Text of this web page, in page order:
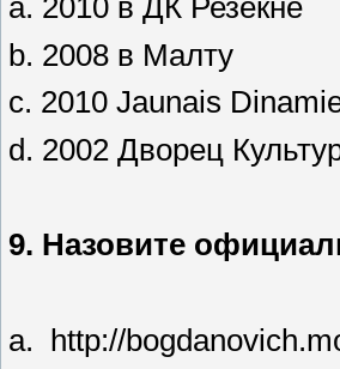
a. 2010 в ДК Резекне
b. 2008 в Малту
c. 2010 Jaunais
d. 2002 Дворец
9. Назовите
a. http://